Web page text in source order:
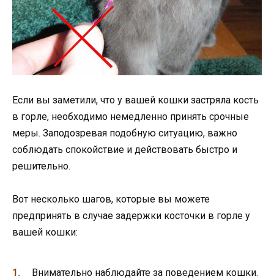
Если вы заметили, что у вашей кошки застряла кость
в горле, необходимо немедленно принять срочные
меры. Заподозревая подобную ситуацию, важно
соблюдать спокойствие и действовать быстро и
решительно.
Вот несколько шагов, которые вы можете
предпринять в случае задержки косточки в горле у
вашей кошки:
Внимательно наблюдайте за поведением кошки.